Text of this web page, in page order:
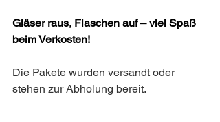
Gläser raus, Flaschen auf – viel Spaß
beim Verkosten!
Die Pakete wurden versandt oder
stehen zur Abholung bereit.